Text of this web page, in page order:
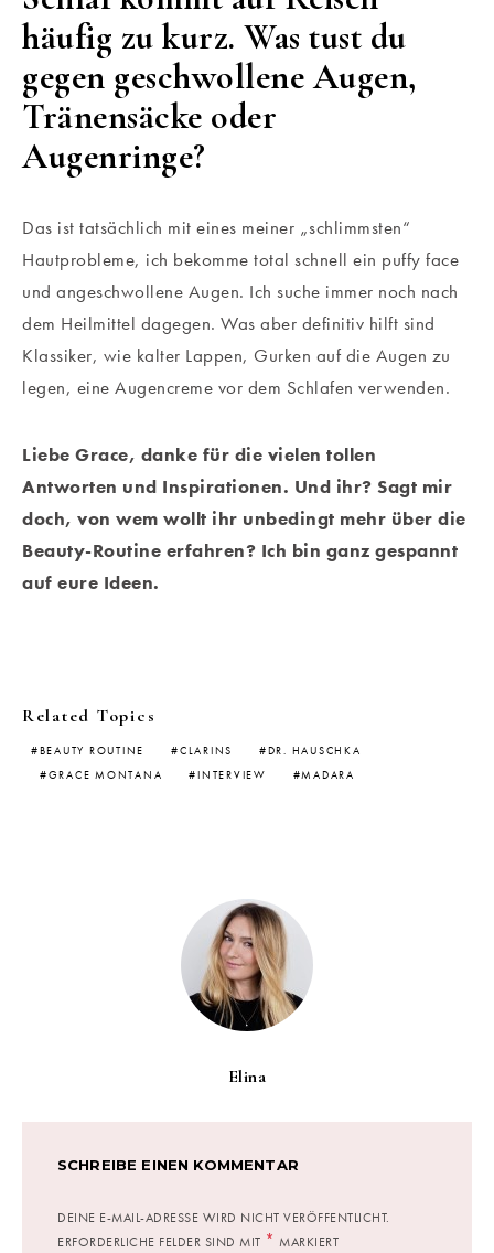
häufig zu kurz. Was tust du
gegen geschwollene Augen,
Tränensäcke oder
Augenringe?
Das ist tatsächlich mit eines meiner „schlimmsten“
Hautprobleme, ich bekomme total schnell ein puffy face
und angeschwollene Augen. Ich suche immer noch nach
dem Heilmittel dagegen. Was aber definitiv hilft sind
Klassiker, wie kalter Lappen, Gurken auf die Augen zu
legen, eine Augencreme vor dem Schlafen verwenden.
Liebe Grace, danke für die vielen tollen
Antworten und Inspirationen. Und ihr? Sagt mir
doch, von wem wollt ihr unbedingt mehr über die
Beauty-Routine erfahren? Ich bin ganz gespannt
auf eure Ideen.
Related Topics
BEAUTY ROUTINE CLARINS
DR. HAUSCHKA
GRACE MONTANA
INTERVIEW MADARA
Elina
SCHREIBE EINEN KOMMENTAR
DEINE E-MAIL-ADRESSE WIRD NICHT VERÖFFENTLICHT.
ERFORDERLICHE FELDER SIND MIT * MARKIERT